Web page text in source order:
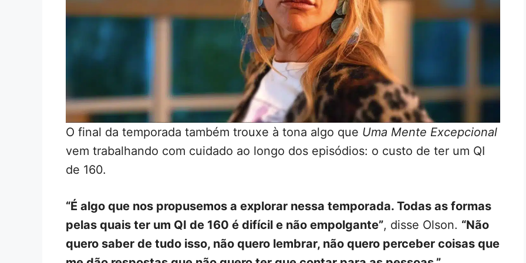
O final da temporada também trouxe à tona algo que Uma Mente Excepcional
vem trabalhando com cuidado ao longo dos episódios: o custo de ter um QI
de 160.
“É algo que nos propusemos a explorar nessa temporada. Todas as formas
pelas quais ter um QI de 160 é difícil e não empolgante”, disse Olson. “Não
quero saber de tudo isso, não quero lembrar, não quero perceber coisas que